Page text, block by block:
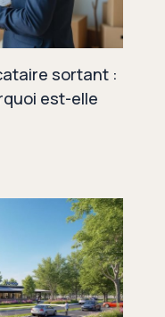
sortant :
est-elle